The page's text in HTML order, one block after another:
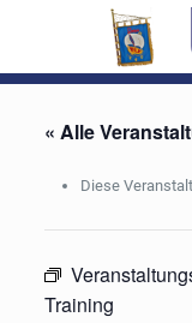
« Alle
Diese
Training